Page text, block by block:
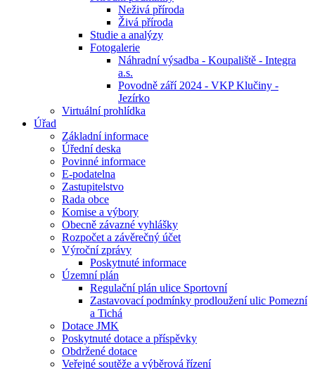
Neživá příroda
Živá příroda
Studie a analýzy
Fotogalerie
Náhradní výsadba - Koupaliště - Integra
a.s.
Povodně září 2024 - VKP Klučiny -
Jezírko
Virtuální prohlídka
Úřad
Základní informace
Úřední deska
Povinné informace
E-podatelna
Zastupitelstvo
Rada obce
Komise a výbory
Obecně závazné vyhlášky
Rozpočet a závěrečný účet
Výroční zprávy
Poskytnuté informace
Územní plán
Regulační plán ulice Sportovní
Zastavovací podmínky prodloužení ulic Pomezní
a Tichá
Dotace JMK
Poskytnuté dotace a příspěvky
Obdržené dotace
Veřejné soutěže a výběrová řízení